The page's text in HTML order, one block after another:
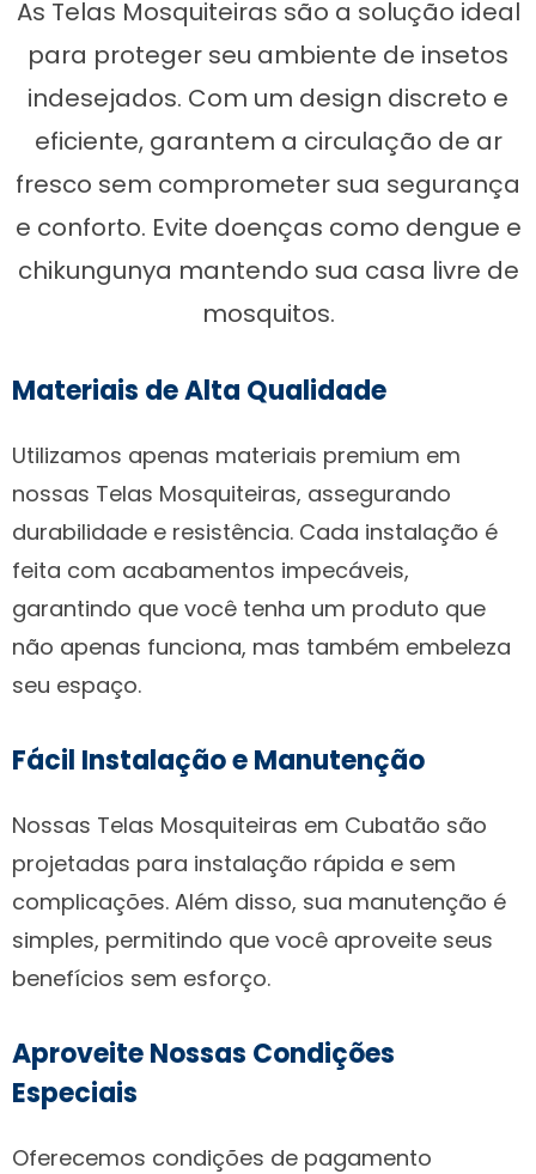
As Telas Mosquiteiras são a solução ideal
para proteger seu ambiente de insetos
indesejados. Com um design discreto e
eficiente, garantem a circulação de ar
fresco sem comprometer sua segurança
e conforto. Evite doenças como dengue e
chikungunya mantendo sua casa livre de
mosquitos.
Materiais de Alta Qualidade
Utilizamos apenas materiais premium em
nossas Telas Mosquiteiras, assegurando
durabilidade e resistência. Cada instalação é
feita com acabamentos impecáveis,
garantindo que você tenha um produto que
não apenas funciona, mas também embeleza
seu espaço.
Fácil Instalação e Manutenção
Nossas Telas Mosquiteiras em Cubatão são
projetadas para instalação rápida e sem
complicações. Além disso, sua manutenção é
simples, permitindo que você aproveite seus
benefícios sem esforço.
Aproveite Nossas Condições
Especiais
Oferecemos condições de pagamento